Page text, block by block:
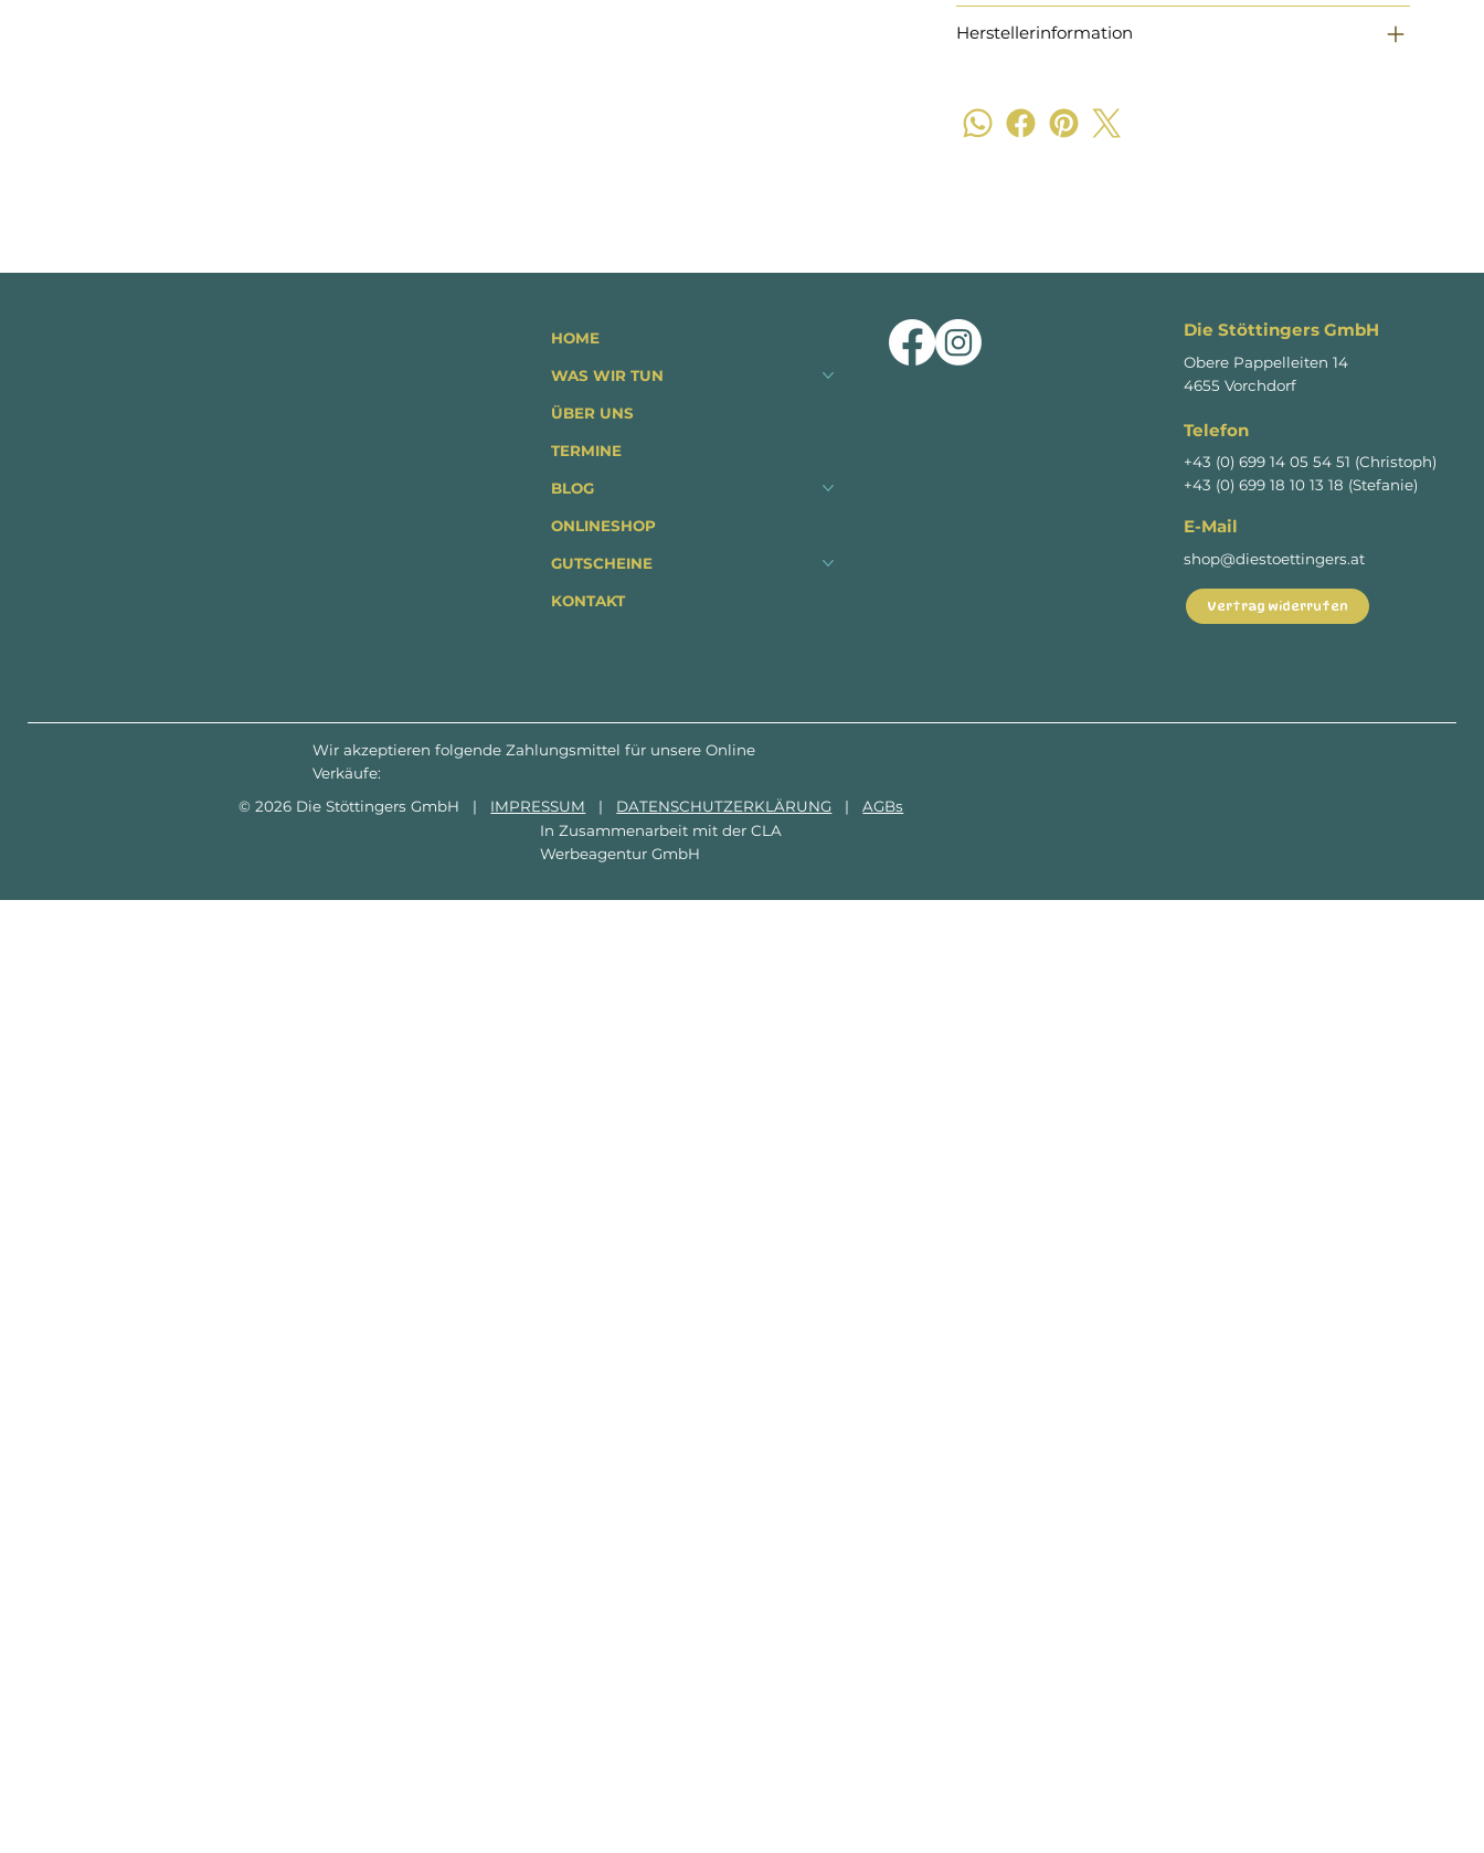
Herstellerinformation
HOME
WAS WIR TUN
ÜBER UNS
TERMINE
BLOG
ONLINESHOP
GUTSCHEINE
KONTAKT
Die Stöttingers GmbH
Obere Pappelleiten 14
4655 Vorchdorf
Telefon
+43 (0) 699 14 05 54 51 (Christoph)
+43 (0) 699 18 10 13 18 (Stefanie)
E-Mail
shop@diestoettingers.at
Vertrag widerrufen
Wir akzeptieren folgende Zahlungsmittel für unsere Online
Verkäufe:
© 2026 Die Stöttingers GmbH | IMPRESSUM | DATENSCHUTZERKLÄRUNG |AGBs
In Zusammenarbeit mit derCLA
Werbeagentur GmbH